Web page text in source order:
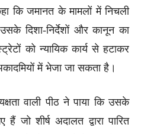
कि जमानत के मामलों में निचली
दिशा-निर्देशों और कानून का
को न्यायिक कार्य से हटाकर
में भेजा जा सकता है।
वाली पीठ ने पाया कि उसके
शीर्ष अदालत द्वारा पारित